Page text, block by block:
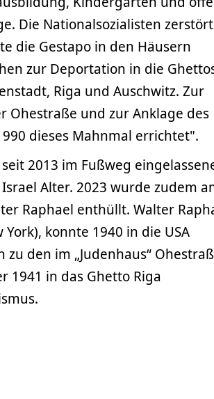
Die Nationalsozialisten
die Gestapo in den Häusern
zur Deportation in die
Riga und Auschwitz. Zur
Ohestraße und zur Anklage des
dieses Mahnmal errichtet".
2013 im Fußweg
Alter. 2023 wurde zudem
Raphael enthüllt. Walter
konnte 1940 in die USA
den im „Judenhaus“
1941 in das Ghetto Riga